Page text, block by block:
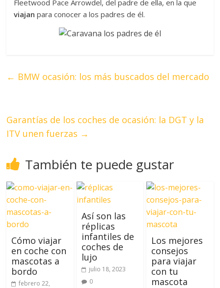
Fleetwood Pace Arrowdel, del padre de ella, en la que
viajan para conocer a los padres de él.
← BMW ocasión: los más buscados del mercado
Garantías de los coches de ocasión: la DGT y la
ITV unen fuerzas →
También te puede gustar
Cómo viajar
en coche con
mascotas a
bordo
febrero 22,
Así son las
réplicas
infantiles de
coches de
lujo
julio 18, 2023
0
Los mejores
consejos
para viajar
con tu
mascota